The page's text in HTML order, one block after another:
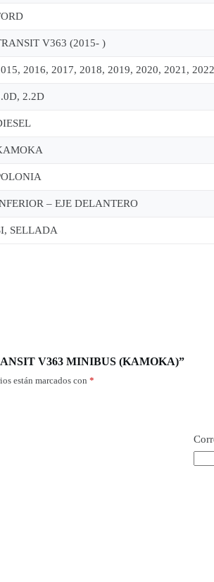
V363 (2015- )
2016, 2017, 2018, 2019, 2020, 2021,
2.2D
– EJE DELANTERO
SELLADA
V363 MINIBUS (KAMOKA)”
están marcados con *